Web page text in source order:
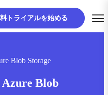
トライアルを始める
Blob Storage
Azure Blob